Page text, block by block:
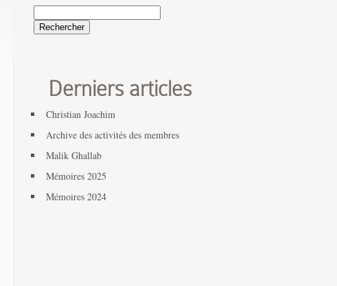
Derniers articles
Christian Joachim
Archive des activités des membres
Malik Ghallab
Mémoires 2025
Mémoires 2024